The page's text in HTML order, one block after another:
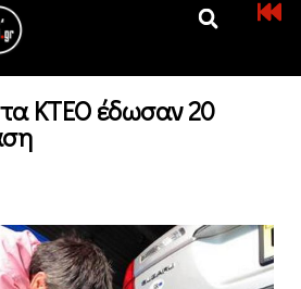
ΚΤΕΟ έδωσαν 20